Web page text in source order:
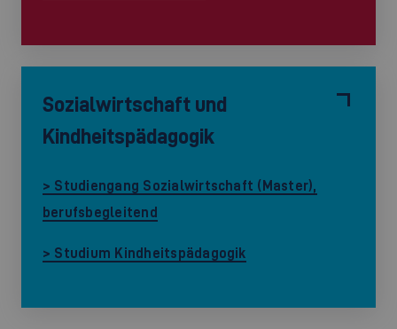
Sozialwirtschaft und
Kindheitspädagogik
> Studiengang Sozialwirtschaft (Master),
berufsbegleitend
> Studium Kindheitspädagogik